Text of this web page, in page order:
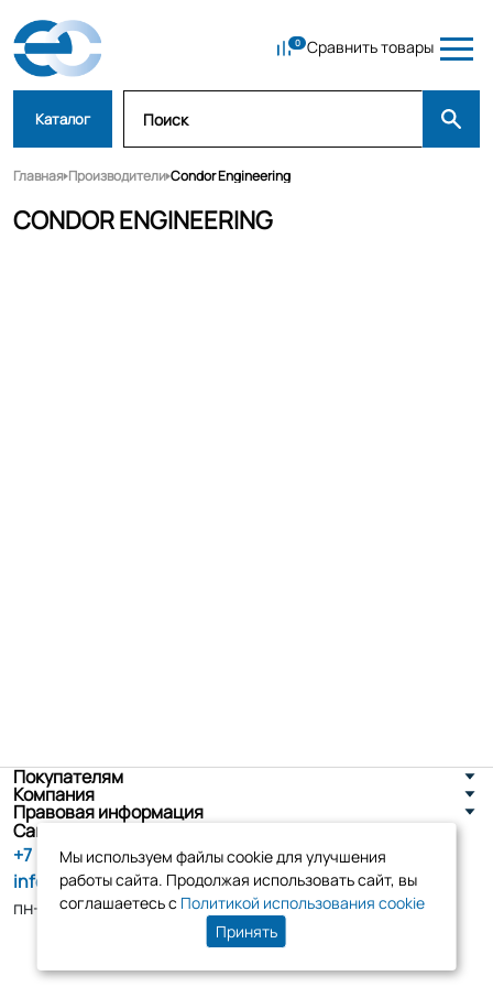
Сравнить товары
Каталог
Главная Производители Condor Engineering
CONDOR ENGINEERING
Покупателям
Компания
Правовая информация
Санкт-Петербург, ул. Новоселов д. 8
+7 (800) 555-86-90
info@tk-elko.ru
пн-пт, 10:00 - 18:00
Мы используем файлы cookie для улучшения
работы сайта. Продолжая использовать сайт, вы
соглашаетесь с Политикой использования cookie
Принять